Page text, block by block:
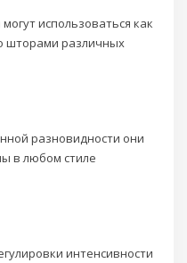
использоваться как
шторами различных
разновидности они
в любом стиле
интенсивности